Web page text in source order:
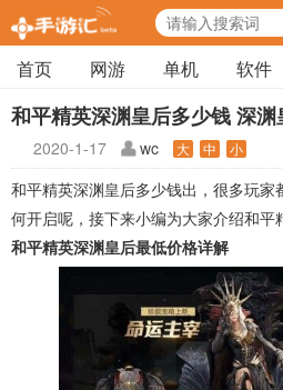
首页 网游 单机 软件
和平精英深渊皇后多少钱 深
2020-1-17 wc 大 中 小
和平精英深渊皇后多少钱出，很多玩家
何开启呢，接下来小编为大家介绍和平
和平精英深渊皇后最低价格详解